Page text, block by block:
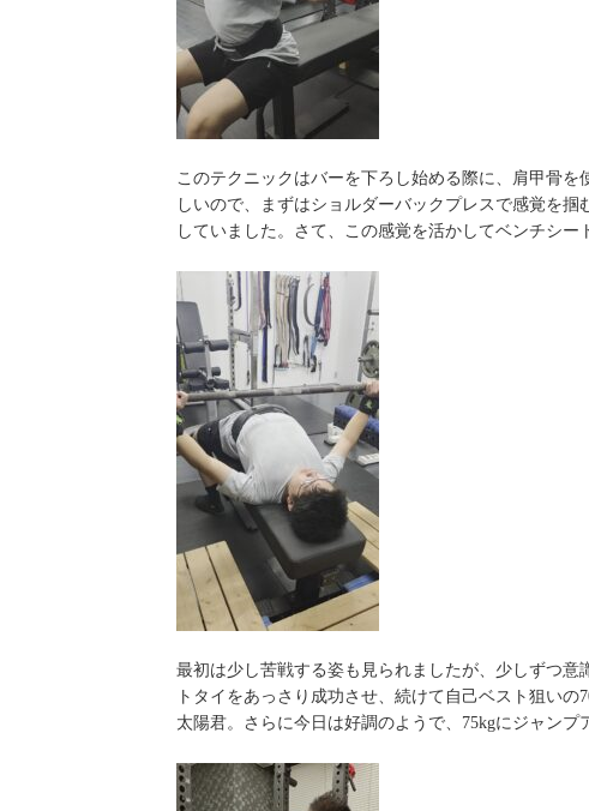
このテクニックはバーを下ろし始める際に、肩甲骨
しいので、まずはショルダーバックプレスで感覚を
していました。さて、この感覚を活かしてベンチシー
最初は少し苦戦する姿も見られましたが、少しずつ
トタイをあっさり成功させ、続けて自己ベスト狙い
太陽君。さらに今日は好調のようで、75kgにジャンプ